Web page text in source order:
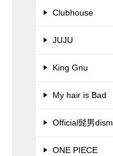
Clubhouse
JUJU
King Gnu
My hair is Bad
Official髭男dism
ONE PIECE